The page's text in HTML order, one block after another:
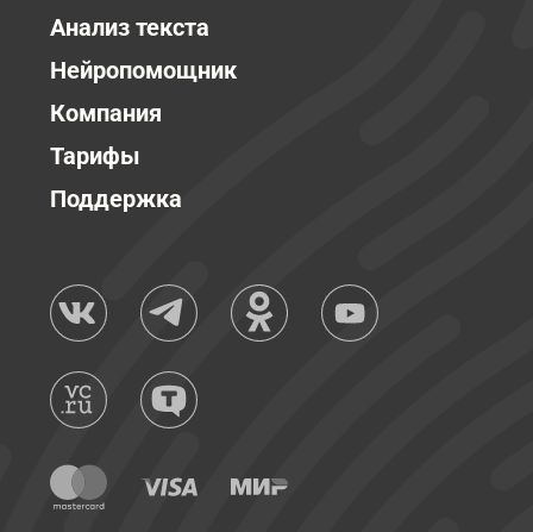
Анализ текста
Нейропомощник
Компания
Тарифы
Поддержка